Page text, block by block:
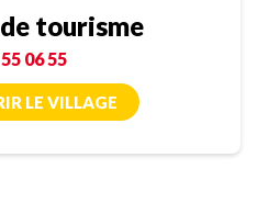
tourisme
06 55
LE VILLAGE